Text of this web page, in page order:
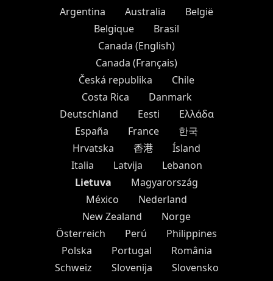
Argentina Australia
België
Belgique
Brasil
Canada (English)
Canada (Français)
Česká republika
Chile
Costa Rica
Danmark
Deutschland
Eesti
Ελλάδα
España
France
한국
Hrvatska
香港
Ísland
Italia
Latvija
Lebanon
Lietuva
Magyarország
México
Nederland
New Zealand
Norge
Österreich
Perú
Philippines
Polska
Portugal
România
Schweiz
Slovenija
Slovensko